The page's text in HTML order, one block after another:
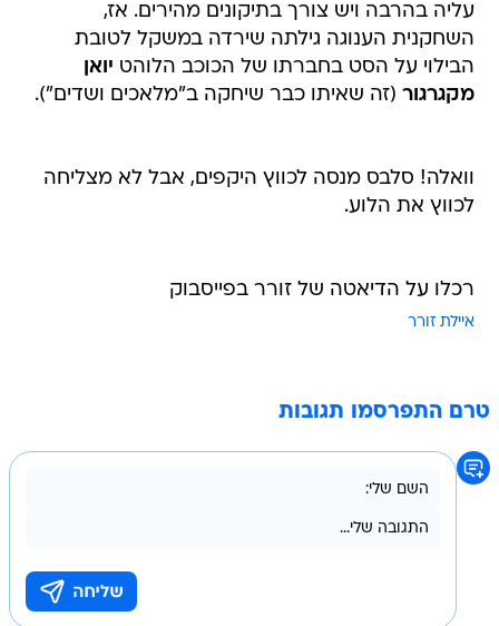
עליה בהרבה ויש צורך בתיקונים מהירים. אז,
השחקנית הענוגה גילתה שירדה במשקל לטובת
הבילוי על הסט בחברתו של הכוכב הלוהט יואן
מקגרגור (זה שאיתו כבר שיחקה ב"מלאכים ושדים").
וואלה! סלבס מנסה לכווץ היקפים, אבל לא מצליחה
לכווץ את הלוע.
רכלו על הדיאטה של זורר בפייסבוק
איילת זורר
טרם התפרסמו תגובות